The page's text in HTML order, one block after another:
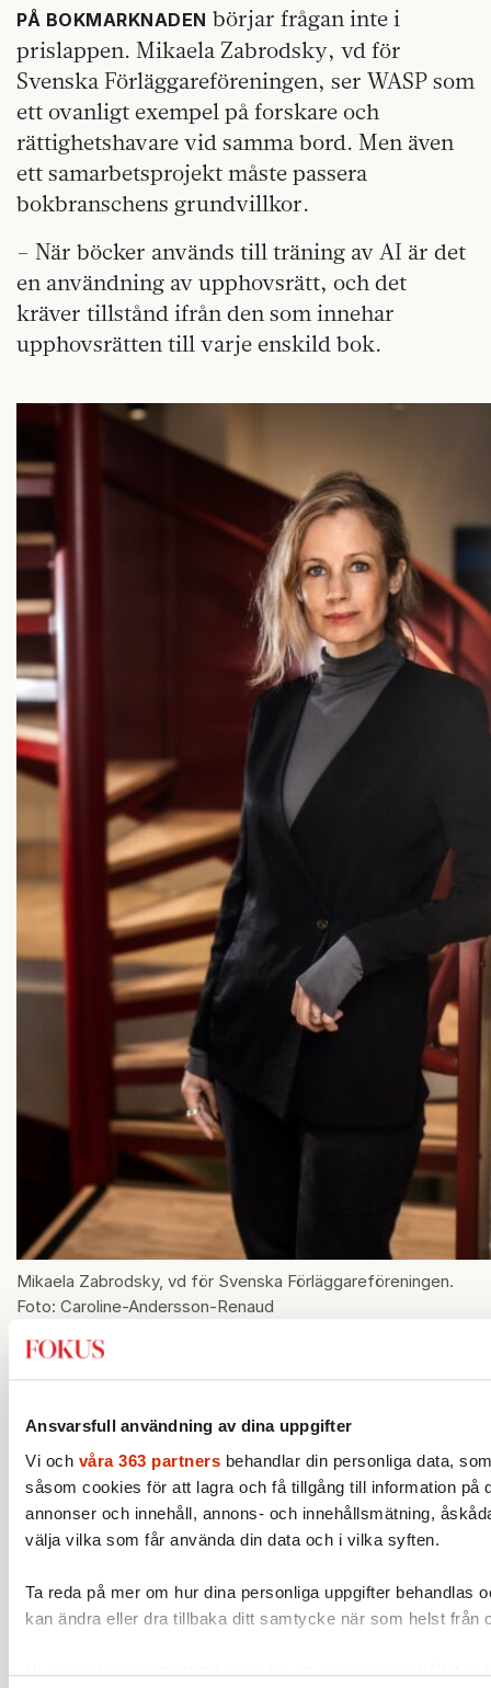
Ansvarsfull användning av dina uppgifter
Vi och våra 363 partners behandlar din personliga data,
såsom cookies för att lagra och få tillgång till information på
annonser och innehåll, annons- och innehållsmätning,
välja vilka som får använda din data och i vilka syften.
Ta reda på mer om hur dina personliga uppgifter behandlas
kan ändra eller dra tillbaka ditt samtycke när som helst från
Vi använder enhetsidentifierare för att anpassa innehållet
PÅ BOKMARKNADEN börjar frågan inte i
prislappen. Mikaela Zabrodsky, vd för
Svenska Förläggareföreningen, ser WASP som
ett ovanligt exempel på forskare och
rättighetshavare vid samma bord. Men även
ett samarbetsprojekt måste passera
bokbranschens grundvillkor.
– När böcker används till träning av AI är det
en användning av upphovsrätt, och det
kräver tillstånd ifrån den som innehar
upphovsrätten till varje enskild bok.
Mikaela Zabrodsky, vd för Svenska Förläggareföreningen.
Foto: Caroline-Andersson-Renaud
Principen är enklare än praktiken. En
bokutgivningen. Därför vill hon se kollektiv
licensiering, där rättighetshavare ger
exempelvis Förläggareföreningen och
Författarförbundet i uppdrag att teckna
utan att släppa kontrollen över verken.
licensiera en stor mängd rättigheter på en och